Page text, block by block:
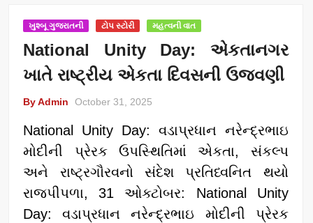
ખુશ્બૂ ગુજરાતની ટોપ સ્ટોરી મહત્વની વાત
National Unity Day: એકતાનગર
ખાતે રાષ્ટ્રીય એકતા દિવસની ઉજવણી
By Admin October 31, 2025
National Unity Day: વડાપ્રધાન નરેન્દ્રભાઇ
મોદીની પ્રેરક ઉપસ્થિતિમાં એકતા, સંકલ્પ
અને રાષ્ટ્રગૌરવનો સંદેશ પ્રતિધ્વનિત થયો
રાજપીપળા, 31 ઓક્ટોબર: National Unity
Day: વડાપ્રધાન નરેન્દ્રભાઇ મોદીની પ્રેરક